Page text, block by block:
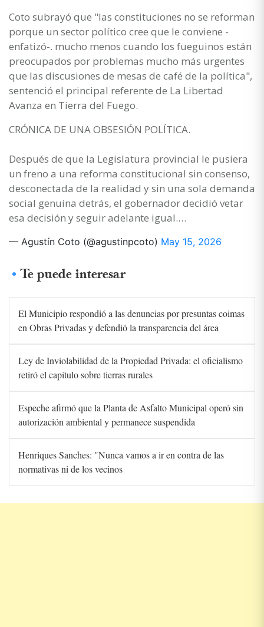
Coto subrayó que "las constituciones no se reforman
porque un sector político cree que le conviene -
enfatizó-. mucho menos cuando los fueguinos están
preocupados por problemas mucho más urgentes
que las discusiones de mesas de café de la política",
sentenció el principal referente de La Libertad
Avanza en Tierra del Fuego.
CRÓNICA DE UNA OBSESIÓN POLÍTICA.
Después de que la Legislatura provincial le pusiera
un freno a una reforma constitucional sin consenso,
desconectada de la realidad y sin una sola demanda
social genuina detrás, el gobernador decidió vetar
esa decisión y seguir adelante igual.…
— Agustín Coto (@agustinpcoto) May 15, 2026
Te puede interesar
El Municipio respondió a las denuncias por presuntas coimas
en Obras Privadas y defendió la transparencia del área
Ley de Inviolabilidad de la Propiedad Privada: el oficialismo
retiró el capítulo sobre tierras rurales
Espeche afirmó que la Planta de Asfalto Municipal operó sin
autorización ambiental y permanece suspendida
Henriques Sanches: "Nunca vamos a ir en contra de las
normativas ni de los vecinos